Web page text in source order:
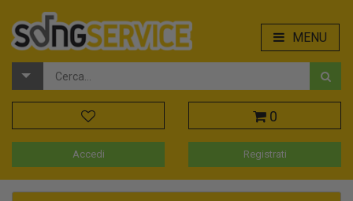
MENU
0
Accedi Registrati